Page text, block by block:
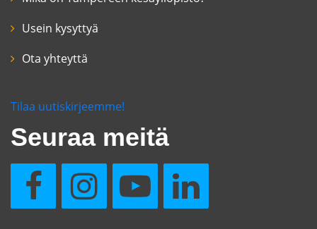
Usein kysyttyä
Ota yhteyttä
Tilaa uutiskirjeemme!
Seuraa meitä